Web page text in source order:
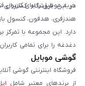
خرید موبایل را برای کاربران
در این فروشگاه گستره‌ای
هندزفری، هدفون، کنسول
دارد. این مجموعه با
دغدغه را برای تمامی
است:
گوشی موبایل
فروشگاه اینترنتی گوشی
از برندهای معتبر شامل